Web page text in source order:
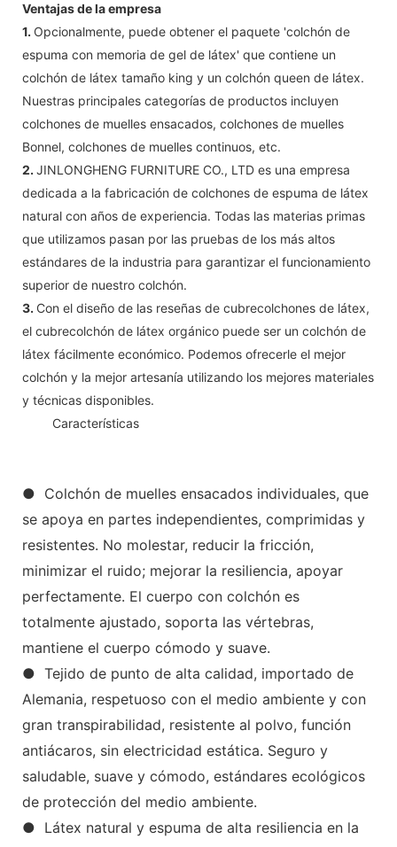
Ventajas de la empresa
1. Opcionalmente, puede obtener el paquete 'colchón de
espuma con memoria de gel de látex' que contiene un
colchón de látex tamaño king y un colchón queen de látex.
Nuestras principales categorías de productos incluyen
colchones de muelles ensacados, colchones de muelles
Bonnel, colchones de muelles continuos, etc.
2. JINLONGHENG FURNITURE CO., LTD es una empresa
dedicada a la fabricación de colchones de espuma de látex
natural con años de experiencia. Todas las materias primas
que utilizamos pasan por las pruebas de los más altos
estándares de la industria para garantizar el funcionamiento
superior de nuestro colchón.
3. Con el diseño de las reseñas de cubrecolchones de látex,
el cubrecolchón de látex orgánico puede ser un colchón de
látex fácilmente económico. Podemos ofrecerle el mejor
colchón y la mejor artesanía utilizando los mejores materiales
y técnicas disponibles.
Características
● Colchón de muelles ensacados individuales, que
se apoya en partes independientes, comprimidas y
resistentes. No molestar, reducir la fricción,
minimizar el ruido; mejorar la resiliencia, apoyar
perfectamente. El cuerpo con colchón es
totalmente ajustado, soporta las vértebras,
mantiene el cuerpo cómodo y suave.
● Tejido de punto de alta calidad, importado de
Alemania, respetuoso con el medio ambiente y con
gran transpirabilidad, resistente al polvo, función
antiácaros, sin electricidad estática. Seguro y
saludable, suave y cómodo, estándares ecológicos
de protección del medio ambiente.
● Látex natural y espuma de alta resiliencia en la